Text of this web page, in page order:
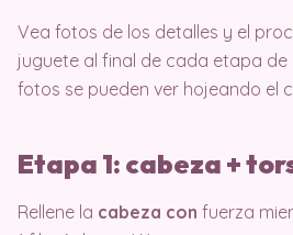
Vea fotos de los detalles y el
juguete al final de cada etapa de
fotos se pueden ver hojeando el
Etapa 1: cabeza +
Rellene la cabeza con fuerza